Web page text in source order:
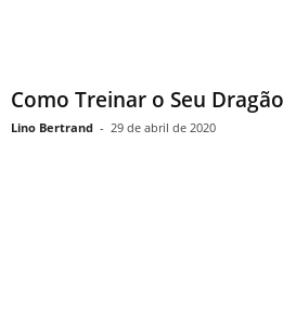
Como Treinar o Seu Dragão
Lino Bertrand - 29 de abril de 2020